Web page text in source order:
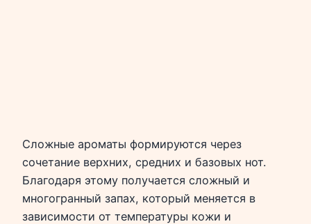
Сложные ароматы формируются через
сочетание верхних, средних и базовых нот.
Благодаря этому получается сложный и
многогранный запах, который меняется в
зависимости от температуры кожи и